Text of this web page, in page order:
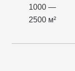
1000 —
2500 м²